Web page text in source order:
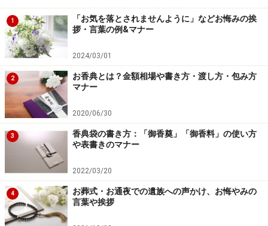
お通夜・葬式での会話マナー4：故人と対面
するときの言葉
1
「お気を落とされませんように」などお悔みの挨
拶・言葉の例&マナー
2024/03/01
2
お香典とは？金額相場や書き方・渡し方・包み方
マナー
2020/06/30
3
香典袋の書き方：「御香奠」「御香料」の使い方
や表書きのマナー
2022/03/20
4
お葬式・お通夜での遺族への声かけ、お悔やみの
言葉や挨拶